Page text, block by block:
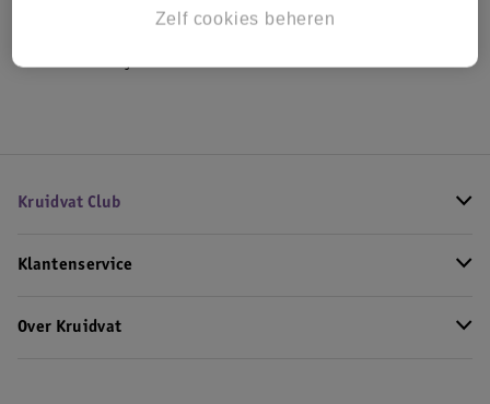
Yari Green Curls Alle Krullenverzorging
Hoe controleren wij de reviews?
Kruidvat Club
Klantenservice
Over Kruidvat
Zelf cookies beheren